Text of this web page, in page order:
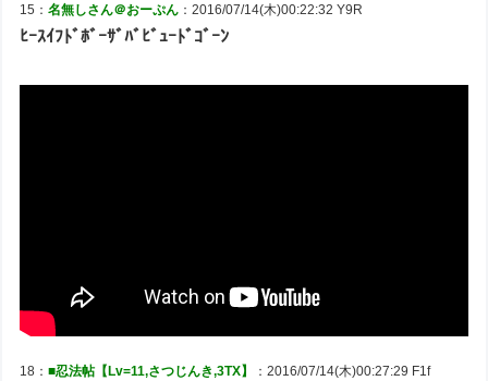
15：名無しさん＠おーぷん ：2016/07/14(木)00:22:32 Y9R
ﾋｰｽｲﾌﾄﾞﾎﾞｰｻﾞﾊﾞﾋﾞｭｰﾄﾞｺﾞｰﾝ
18：■忍法帖【Lv=11,さつじんき,3TX】 ：2016/07/14(木)00:27:29 F1f